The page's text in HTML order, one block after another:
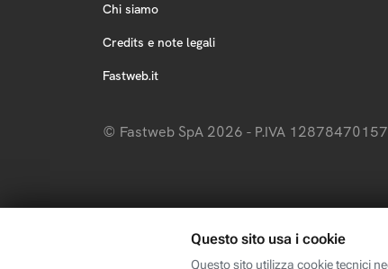
Chi siamo
Credits e note legali
Fastweb.it
© Fastweb SpA 2026 - P.IVA 12878470157